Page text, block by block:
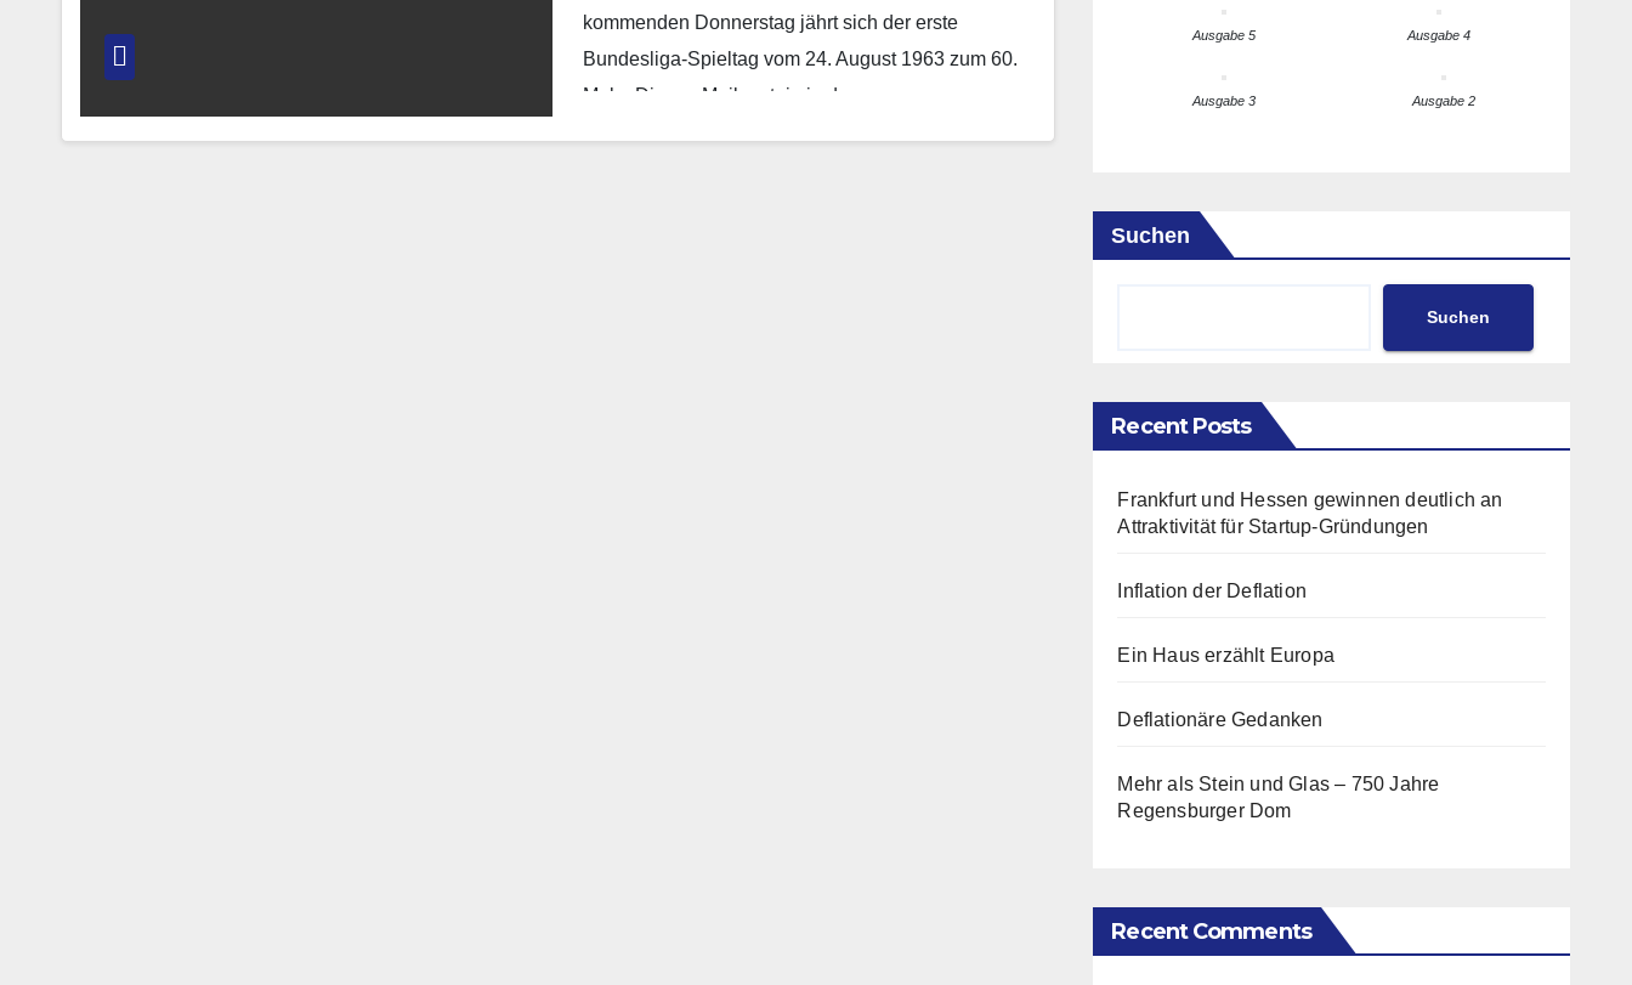
kommenden Donnerstag jährt sich der erste
Bundesliga-Spieltag vom 24. August 1963 zum 60.
Male. Diesen Meilenstein in der…
Ausgabe 5 Ausgabe 4
Ausgabe 3 Ausgabe 2
Suchen
Suchen
Recent Posts
Frankfurt und Hessen gewinnen deutlich an
Attraktivität für Startup-Gründungen
Inflation der Deflation
Ein Haus erzählt Europa
Deflationäre Gedanken
Mehr als Stein und Glas – 750 Jahre
Regensburger Dom
Recent Comments